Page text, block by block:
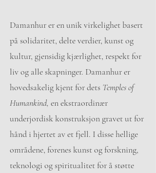
Damanhur er en unik virkelighet basert
på solidaritet, delte verdier, kunst og
kultur, gjensidig kjærlighet, respekt for
liv og alle skapninger. Damanhur er
hovedsakelig kjent for dets Temples of
Humankind, en ekstraordinær
underjordisk konstruksjon gravet ut for
hånd i hjertet av et fjell. I disse hellige
områdene, forenes kunst og forskning,
teknologi og spiritualitet for å støtte